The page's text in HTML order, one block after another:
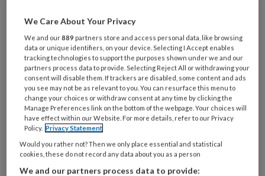
Kind en Adolescent Praktijk is een
vaktijdschrift voor (ortho)pedagogen,
psychiaters en psychologen werkzaam binnen
de Jeugd ggz. We publiceren artikelen die
goed zijn onderbouwd – vanuit onderzoek en
praktijk – en die relevant zijn voor collega’s in
de praktijk die werken met jeugdigen en hun
We Care About Your Privacy
We and our889 partners store and access personal data, like browsing
data or unique identifiers, on your device. Selecting I Accept enables
tracking technologies to support the purposes shown under we and our
partners process data to provide. Selecting Reject All or withdrawing your
consent will disable them. If trackers are disabled, some content and ads
you see may not be as relevant to you. You can resurface this menu to
change your choices or withdraw consent at any time by clicking the
Manage Preferences link on the bottom of the webpage. Your choices will
have effect within our Website. For more details, refer to our Privacy
Policy. Privacy Statement
Would you rather not? Then we only place essential and statistical
cookies, these do not record any data about you as a person
We and our partners process data to provide: